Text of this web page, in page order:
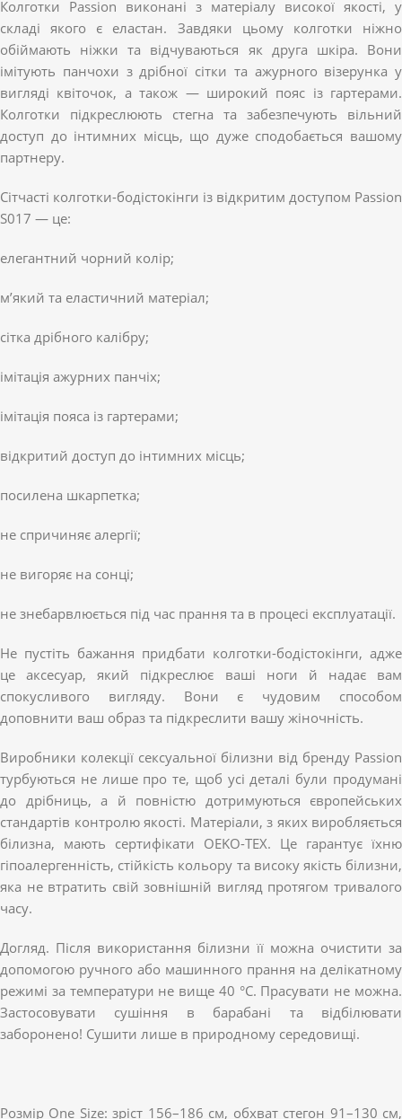
Колготки Passion виконані з матеріалу високої якості, у
складі якого є еластан. Завдяки цьому колготки ніжно
обіймають ніжки та відчуваються як друга шкіра. Вони
імітують панчохи з дрібної сітки та ажурного візерунка у
вигляді квіточок, а також — широкий пояс із гартерами.
Колготки підкреслюють стегна та забезпечують вільний
доступ до інтимних місць, що дуже сподобається вашому
партнеру.
Сітчасті колготки-бодістокінги із відкритим доступом Passion
S017 — це:
елегантний чорний колір;
м’який та еластичний матеріал;
сітка дрібного калібру;
імітація ажурних панчіх;
імітація пояса із гартерами;
відкритий доступ до інтимних місць;
посилена шкарпетка;
не спричиняє алергії;
не вигоряє на сонці;
не знебарвлюється під час прання та в процесі експлуатації.
Не пустіть бажання придбати колготки-бодістокінги, адже
це аксесуар, який підкреслює ваші ноги й надає вам
спокусливого вигляду. Вони є чудовим способом
доповнити ваш образ та підкреслити вашу жіночність.
Виробники колекції сексуальної білизни від бренду Passion
турбуються не лише про те, щоб усі деталі були продумані
до дрібниць, а й повністю дотримуються європейських
стандартів контролю якості. Матеріали, з яких виробляється
білизна, мають сертифікати OEKO-TEX. Це гарантує їхню
гіпоалергенність, стійкість кольору та високу якість білизни,
яка не втратить свій зовнішній вигляд протягом тривалого
часу.
Догляд. Після використання білизни її можна очистити за
допомогою ручного або машинного прання на делікатному
режимі за температури не вище 40 °С. Прасувати не можна.
Застосовувати сушіння в барабані та відбілювати
заборонено! Сушити лише в природному середовищі.
Розмір One Size: зріст 156–186 см, обхват стегон 91–130 см,